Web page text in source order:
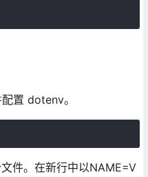
置 dotenv。
件。在新行中以NAME=V